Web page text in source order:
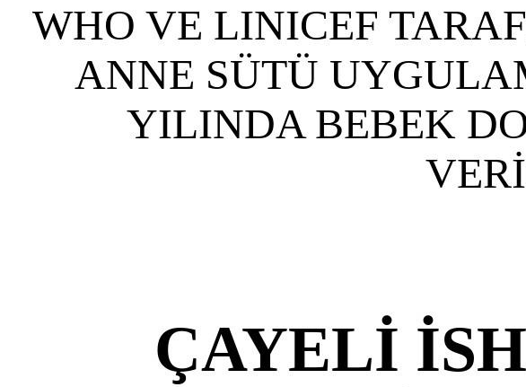
WHO VE LINICEF
ANNE SÜTÜ
YILINDA BEBEK
ÇAYELİ